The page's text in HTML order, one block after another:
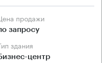
Цена продажи
запросу
Тип здания
центр